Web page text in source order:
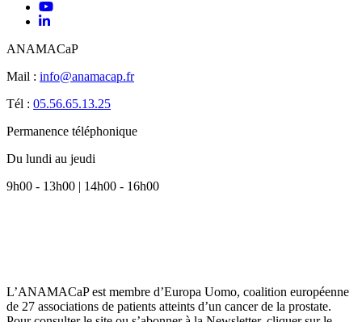
ANAMACaP
Mail : info@anamacap.fr
Tél : 05.56.65.13.25
Permanence téléphonique
Du lundi au jeudi
9h00 - 13h00 | 14h00 - 16h00
L’ANAMACaP est membre d’Europa Uomo, coalition européenne
de 27 associations de patients atteints d’un cancer de la prostate.